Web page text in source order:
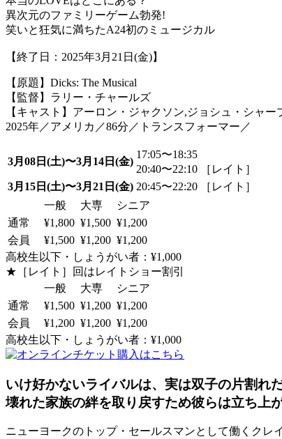
異次元のファミリーゲーム勃発!
笑いと狂気に満ちたA24初のミュージカル
【終了日：2025年3月21日(金)】
【原題】Dicks: The Musical
【監督】ラリー・チャールズ
【キャスト】アーロン・ジャクソン,ジョシュ・シャ
2025年／アメリカ／86分／トランスフォーマー／
3月08日(土)〜3月14日(金)
17:05〜18:35
20:40〜22:10 ［レイト］
3月15日(土)〜3月21日(金) 20:45〜22:20 ［レイト］
一般
大専
シニア
通常
¥1,800 ¥1,500 ¥1,200
会員
¥1,500 ¥1,200 ¥1,200
高校生以下・しょうがい者：¥1,000
★［レイト］回はレイトショー割引
一般
大専
シニア
通常
¥1,500 ¥1,200 ¥1,200
会員
¥1,200 ¥1,200 ¥1,200
高校生以下・しょうがい者：¥1,000
いけ好かないライバルは、実は双子の片割れ
壊れた家族の絆を取り戻すため彼らは立ち上
ニューヨークのトップ・セールスマンとして働くクレ